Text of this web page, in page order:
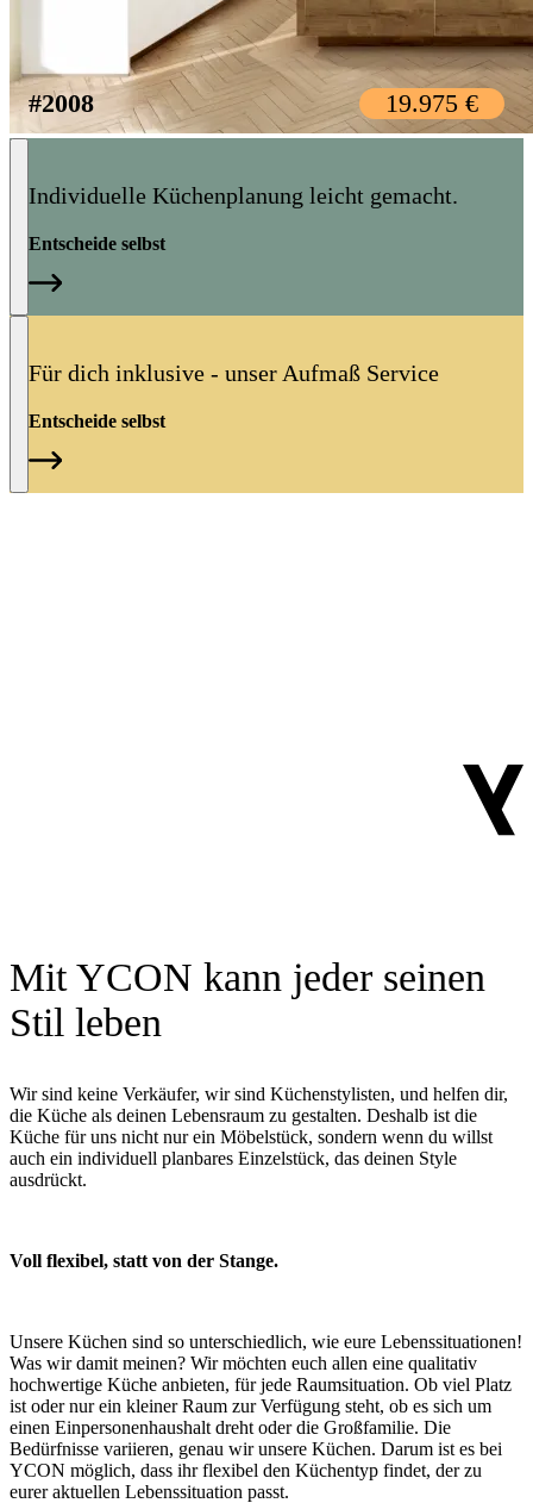
#2008 19.975 €
Individuelle Küchenplanung leicht gemacht.
Entscheide selbst
Für dich inklusive - unser Aufmaß Service
Entscheide selbst
Mit YCON kann jeder seinen
Stil leben
Wir sind keine Verkäufer, wir sind Küchenstylisten,​ und helfen dir,
die Küche als deinen Lebensraum zu gestalten. Deshalb ist die
Küche für uns nicht nur ein Möbelstück, sondern wenn du willst
auch ein individuell planbares Einzelstück, das deinen Style
ausdrückt.​
Voll flexibel, statt von der Stange.
Unsere Küchen sind so unterschiedlich, wie eure Lebenssituationen!
Was wir damit meinen? Wir möchten euch allen eine qualitativ
hochwertige Küche anbieten, für jede Raumsituation. Ob viel Platz
ist oder nur ein kleiner Raum zur Verfügung steht, ob es sich um
einen Einpersonenhaushalt dreht oder die Großfamilie. Die
Bedürfnisse variieren, genau wir unsere Küchen. Darum ist es bei
YCON möglich, dass ihr flexibel den Küchentyp findet, der zu
eurer aktuellen Lebenssituation passt.